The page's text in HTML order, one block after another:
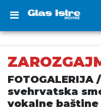
svehrvatska
vokalne baštine